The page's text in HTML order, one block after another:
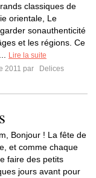
classiques de
orientale, Le
sonauthenticité
et les régions. Ce
Lire la suite
2011 par
Delices
Bonjour ! La fête de
et comme chaque
faire des petits
jours avant pour